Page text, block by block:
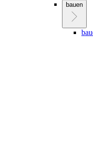
bauen